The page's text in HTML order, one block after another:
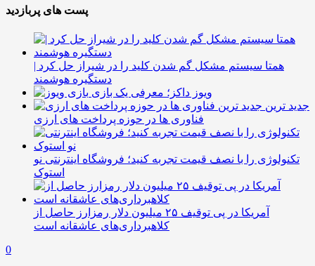
پست های پربازدید
همتا سیستم مشکل گم شدن کلید را در شیراز حل کرد |
دستگیره هوشمند
ویوز داکز؛ معرفی یک بازی
جدید ترین
فناوری ها در حوزه پرداخت های ارزی
تکنولوژی را با نصف قیمت تجربه کنید؛ فروشگاه اینترنتی نو
استوک
آمریکا در پی توقیف ۲۵ میلیون دلار رمزارز حاصل از
کلاهبرداری‌های عاشقانه است
0